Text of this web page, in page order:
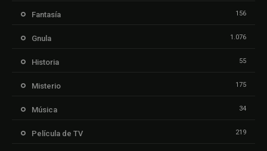
Fantasía 156
Gnula 1.076
Historia 55
Misterio 175
Música 34
Película de TV 219